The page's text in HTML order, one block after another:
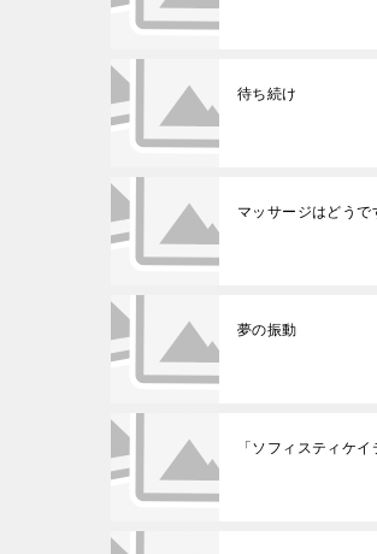
待ち続け
マッサージはどうで
夢の振動
「ソフィスティケイ